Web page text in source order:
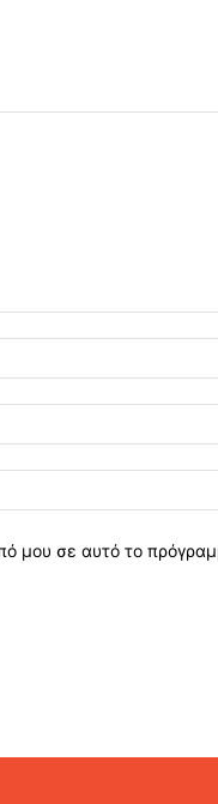
μου σε αυτό το